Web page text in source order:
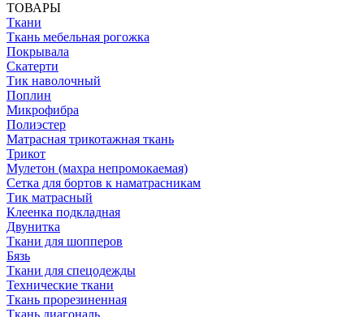
ТОВАРЫ
Ткани
Ткань мебельная рогожка
Покрывала
Скатерти
Тик наволочный
Поплин
Микрофибра
Полиэстер
Матрасная трикотажная ткань
Трикот
Мулетон (махра непромокаемая)
Сетка для бортов к наматрасникам
Тик матрасный
Клеенка подкладная
Двунитка
Ткани для шопперов
Бязь
Ткани для спецодежды
Технические ткани
Ткань прорезиненная